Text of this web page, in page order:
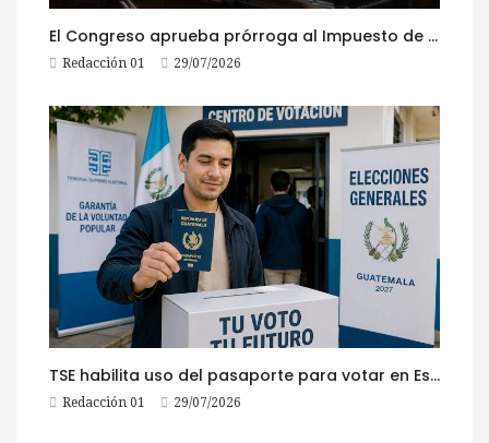
El Congreso aprueba prórroga al Impuesto de Circulación 2026
Redacción 01 29/07/2026
TSE habilita uso del pasaporte para votar en Estados Unidos
Redacción 01 29/07/2026